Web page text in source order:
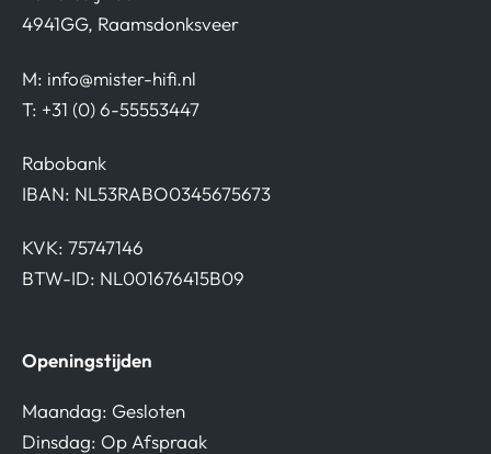
4941GG, Raamsdonksveer
M: info@mister-hifi.nl
T: +31 (0) 6-55553447
Rabobank
IBAN: NL53RABO0345675673
KVK: 75747146
BTW-ID: NL001676415B09
Openingstijden
Maandag: Gesloten
Dinsdag: Op Afspraak